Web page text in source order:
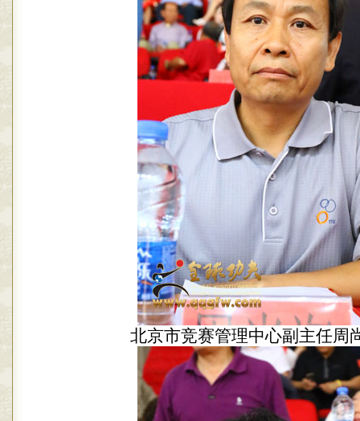
北京市竞赛管理中心副主任周